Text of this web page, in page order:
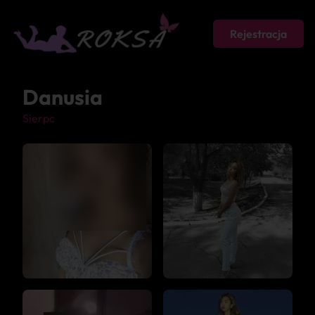
Rejestracja
Danusia
Sierpc